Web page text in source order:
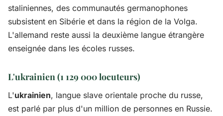
staliniennes, des communautés germanophones
subsistent en Sibérie et dans la région de la Volga.
L'allemand reste aussi la deuxième langue étrangère
enseignée dans les écoles russes.
L'ukrainien (1 129 000 locuteurs)
L'ukrainien, langue slave orientale proche du russe,
est parlé par plus d'un million de personnes en Russie.